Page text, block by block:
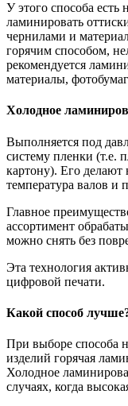
У этого способа
ламинировать
чернилами и
горячим способом,
рекомендуется
материалы,
Холодное
Выполняется под
систему пленки (т.е.
картону). Его делают
температура валов и
Главное
ассортимент
можно снять без
Эта технология
цифровой печати.
Какой способ
При выборе способа
изделий горячая
Холодное
случаях, когда